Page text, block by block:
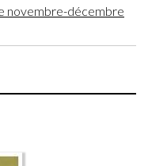
novembre-décembre